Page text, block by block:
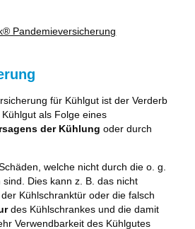
Pandemieversicherung
für Kühlgut ist der Verderb
als Folge eines
der Kühlungoder durch
welche nicht durch die o. g.
Dies kann z. B. das nicht
der Kühlschranktür oder die falsch
des Kühlschrankes und die damit
Verwendbarkeit des Kühlgutes